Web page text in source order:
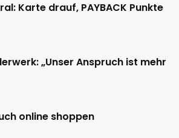
Karte drauf, PAYBACK Punkte
„Unser Anspruch ist mehr
online shoppen